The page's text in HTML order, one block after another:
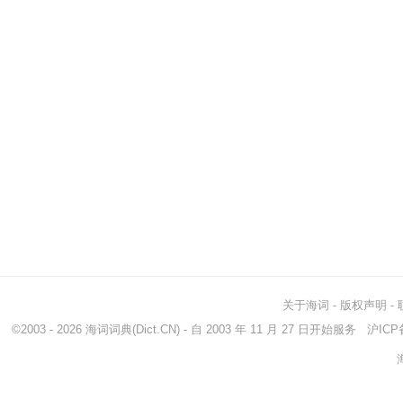
关于海词 - 版权声明 -
©2003 - 2026 海词词典(Dict.CN) - 自 2003 年 11 月 27 日开始服务 沪ICP